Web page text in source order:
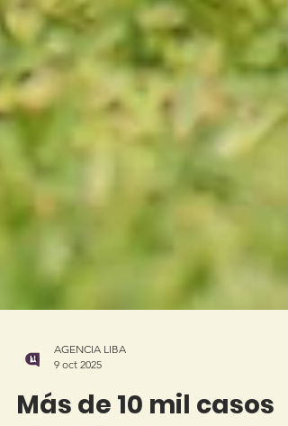
9 oct 2025